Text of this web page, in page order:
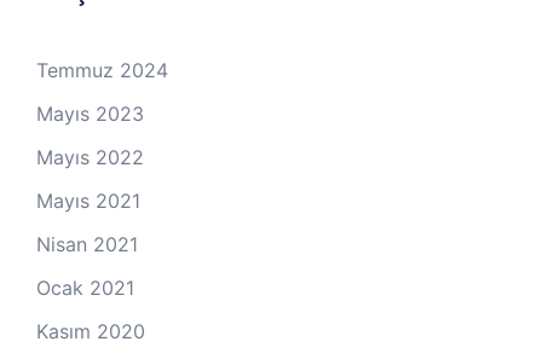
Temmuz 2024
Mayıs 2023
Mayıs 2022
Mayıs 2021
Nisan 2021
Ocak 2021
Kasım 2020